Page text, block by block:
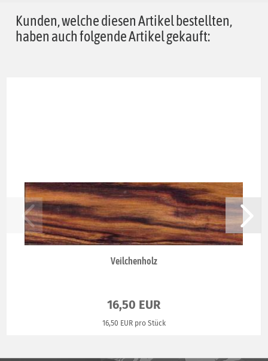
Kunden, welche diesen Artikel bestellten,
haben auch folgende Artikel gekauft:
Veilchenholz
16,50 EUR
16,50 EUR pro Stück